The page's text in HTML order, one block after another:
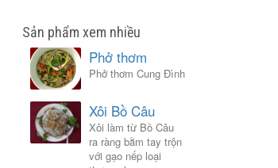
Sản phẩm xem nhiều
Phở thơm
Phở thơm Cung Đình
Xôi Bồ Câu
Xôi làm từ Bồ Câu
ra ràng bằm tay trộn
với gạo nếp loại